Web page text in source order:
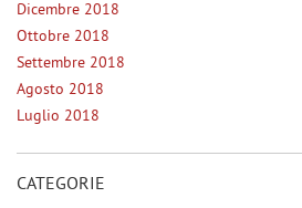
Dicembre 2018
Ottobre 2018
Settembre 2018
Agosto 2018
Luglio 2018
CATEGORIE